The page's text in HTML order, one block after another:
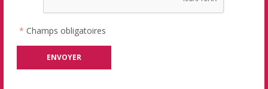
* Champs obligatoires